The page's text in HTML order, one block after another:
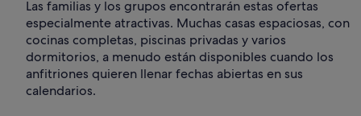
Las familias y los grupos encontrarán estas ofertas
especialmente atractivas. Muchas casas espaciosas, con
cocinas completas, piscinas privadas y varios
dormitorios, a menudo están disponibles cuando los
anfitriones quieren llenar fechas abiertas en sus
calendarios.